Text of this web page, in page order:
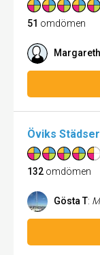
51 omdömen
Öviks
132 omdömen
Gösta T: